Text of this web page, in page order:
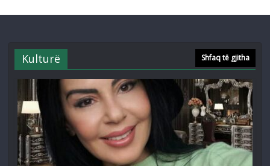
Kulturë Shfaq të gjitha